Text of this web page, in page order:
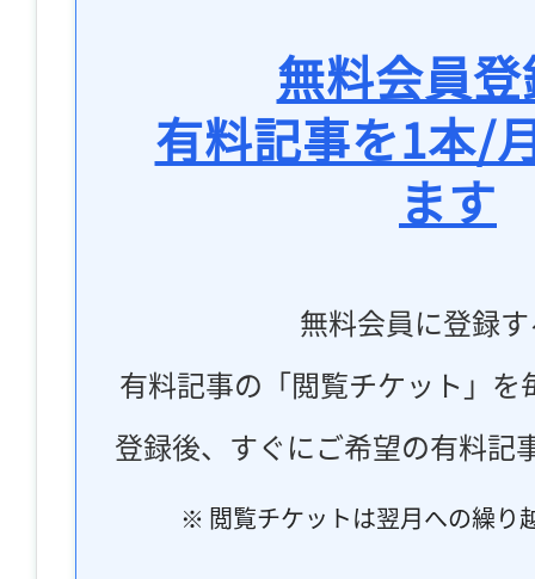
無料会員
有料記事を1本/
ます
無料会員に登録
有料記事の「閲覧チケット」
登録後、すぐにご希望の有料記
※ 閲覧チケットは翌月への繰り